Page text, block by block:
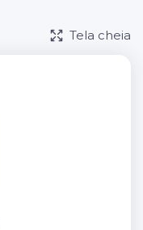
Tela cheia